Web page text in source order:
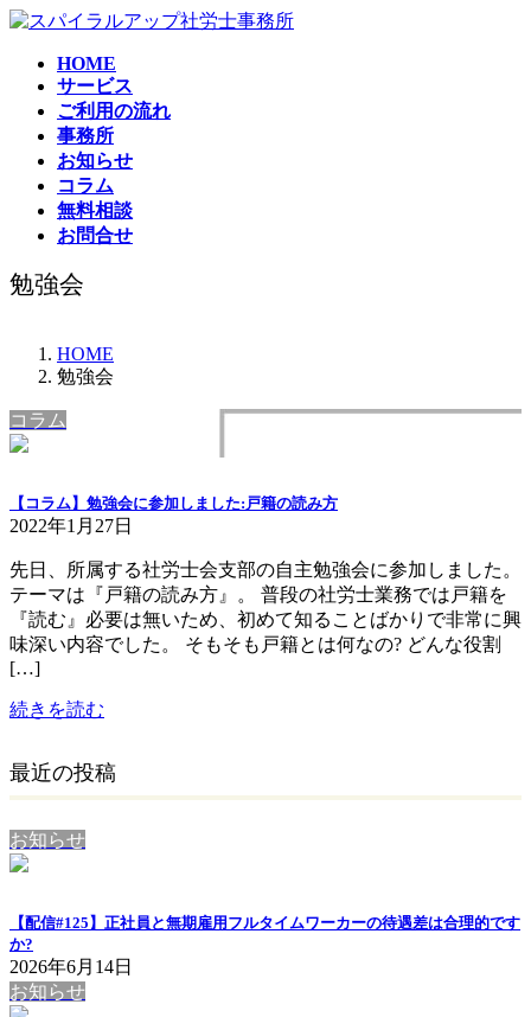
コ
ナ
HOME
サービス
ご利用の流れ
事務所
お知らせ
コラム
無料相談
お問合せ
勉強会
HOME
勉強会
コラム
【コラム】勉強会に参加しました:戸籍の読み方
2022年1月27日
先日、所属する社労士会支部の自主勉強会に参加しました。
テーマは『戸籍の読み方』。 普段の社労士業務では戸籍を
『読む』必要は無いため、初めて知ることばかりで非常に興
味深い内容でした。 そもそも戸籍とは何なの? どんな役割
[…]
続きを読む
最近の投稿
お知らせ
【配信#125】正社員と無期雇用フルタイムワーカーの待遇差は合理的です
か?
2026年6月14日
お知らせ